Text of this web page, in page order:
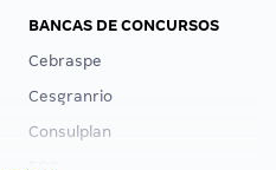
BANCAS DE CONCURSOS
Cebraspe
Cesgranrio
Consulplan